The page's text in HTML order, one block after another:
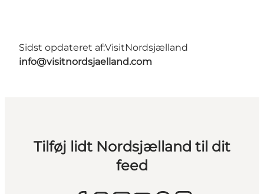
Sidst opdateret af:VisitNordsjælland
info@visitnordsjaelland.com
Tilføj lidt Nordsjælland til dit
feed